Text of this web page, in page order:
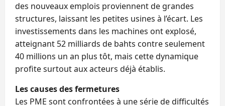
des nouveaux emplois proviennent de grandes
structures, laissant les petites usines à l’écart. Les
investissements dans les machines ont explosé,
atteignant 52 milliards de bahts contre seulement
40 millions un an plus tôt, mais cette dynamique
profite surtout aux acteurs déjà établis.
Les causes des fermetures
Les PME sont confrontées à une série de difficultés